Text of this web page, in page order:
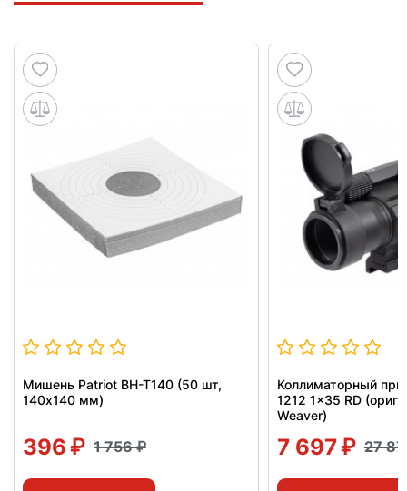
Мишень Patriot BH-T140 (50 шт,
140x140 мм)
396 1 756
Коллиматорный
1212 1x35 RD
Weaver)
7 697 27